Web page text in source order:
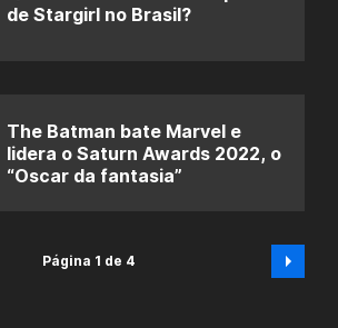
de Stargirl no Brasil?
The Batman bate Marvel e
lidera o Saturn Awards 2022, o
“Oscar da fantasia”
Página 1 de 4